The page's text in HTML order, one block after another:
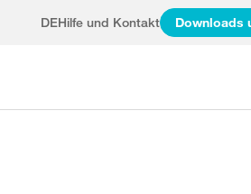
DEHilfe und Kontakt Downloads